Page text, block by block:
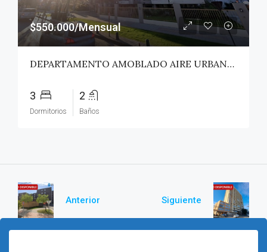
$550.000/Mensual
DEPARTAMENTO AMOBLADO AIRE URBANO (PAZ) – TALCA
3
Dormitorios
2
Baños
Anterior Siguiente